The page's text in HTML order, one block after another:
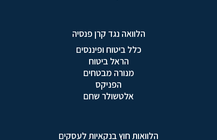
הלוואה נגד קרן פנסיה
כלל ביטוח ופיננסים
הראל ביטוח
מנורה מבטחים
הפניקס
אלטשולר שחם
הלוואות חוץ בנקאיות לעסקים